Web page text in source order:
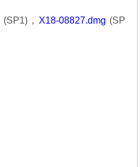
(SP1)， X18-08827.dmg (SP